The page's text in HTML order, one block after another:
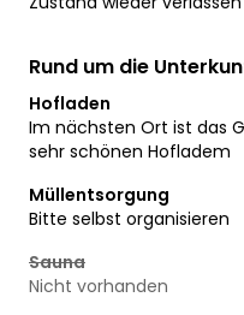
Rund um die
Hofladen
Im nächsten Ort ist das
sehr schönen Hofladem
Müllentsorgung
Bitte selbst organisieren
Sauna
Nicht vorhanden